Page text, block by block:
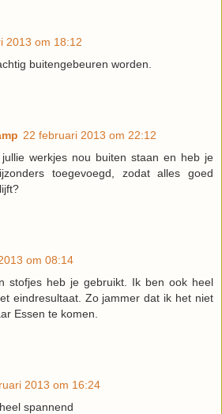
2013 om 18:12
buitengebeuren worden.
22 februari 2013 om 22:12
werkjes nou buiten staan en heb je
toegevoegd, zodat alles goed
om 08:14
stofjes heb je gebruikt. Ik ben ook heel
eindresultaat. Zo jammer dat ik het niet
Essen te komen.
2013 om 16:24
spannend